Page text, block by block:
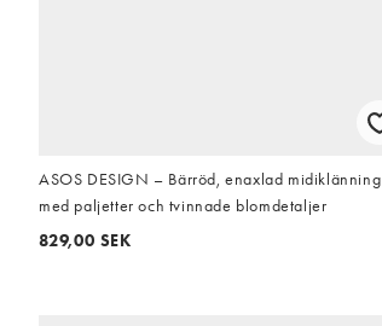
ASOS DESIGN – Bärröd, enaxlad midiklänning
med paljetter och tvinnade blomdetaljer
829,00 SEK